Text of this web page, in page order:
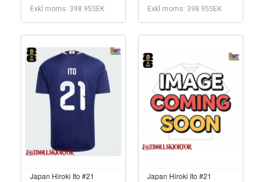
Exkl moms: 398.95SEK Exkl moms: 398.95SEK
Japan Hiroki Ito #21
Japan Hiroki Ito #21